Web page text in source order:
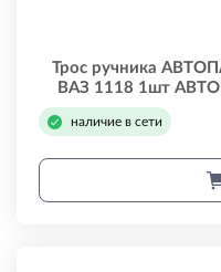
Трос ручника
ВАЗ 1118 1шт
наличие в сети